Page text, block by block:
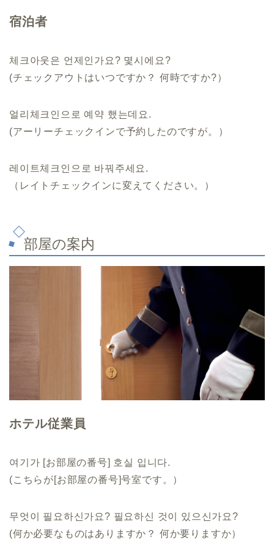
宿泊者
체크아웃은 언제인가요? 몇시에요?
(チェックアウトはいつですか？ 何時ですか?）
얼리체크인으로 예약 했는데요.
(アーリーチェックインで予約したのですが。）
레이트체크인으로 바꿔주세요.
（レイトチェックインに変えてください。）
部屋の案内
ホテル従業員
여기가 [お部屋の番号] 호실 입니다.
(こちらが[お部屋の番号]号室です。）
무엇이 필요하신가요? 필요하신 것이 있으신가요?
(何か必要なものはありますか？ 何か要りますか）